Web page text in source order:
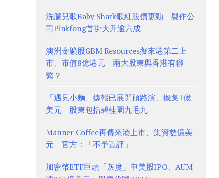
洗腦兒歌Baby Shark歌紅股價更勁 製作公
司Pinkfong首掛大升逾六成
澳洲金礦股GBM Resources擬來港第二上
市、市值8億港元 兩大股東與香港有聯
繫？
「遇見小麵」據報已展開預路演、擬集1億
美元 股東包括碧桂園九毛九
Manner Coffee再傳來港上市、集資數億美
元 官方：「不予置評」
加密幣ETF巨頭「灰度」申美股IPO、AUM